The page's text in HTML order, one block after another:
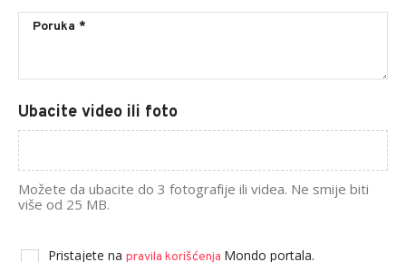
Ubacite video ili foto
Možete da ubacite do 3 fotografije ili videa. Ne smije biti
više od 25 MB.
Pristajete na pravila korišćenja Mondo portala.